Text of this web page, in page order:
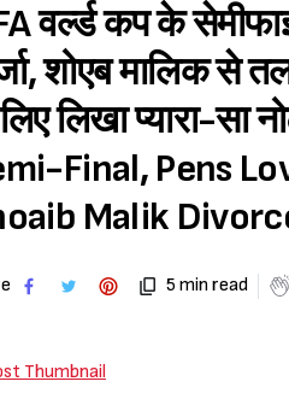
वर्ल्ड कप के
शोएब मालिक से
लिखा प्यारा-सा
Final, Pens
Malik
5 min read